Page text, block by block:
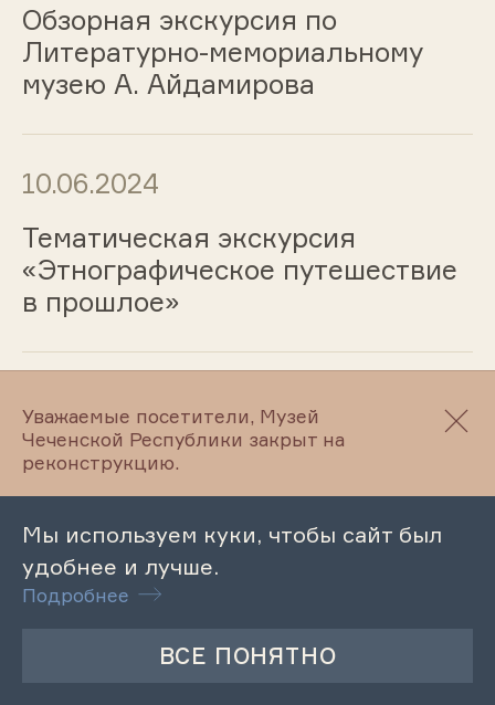
Обзорная экскурсия по
Литературно-мемориальному
музею А. Айдамирова
10.06.2024
Тематическая экскурсия
«Этнографическое путешествие
в прошлое»
Лекция «День принятия
суверенитете Российской
Федерации»
Уважаемые посетители, Музей
Чеченской Республики закрыт на
реконструкцию.
Мы используем куки, чтобы сайт был
удобнее и лучше.
Подробнее